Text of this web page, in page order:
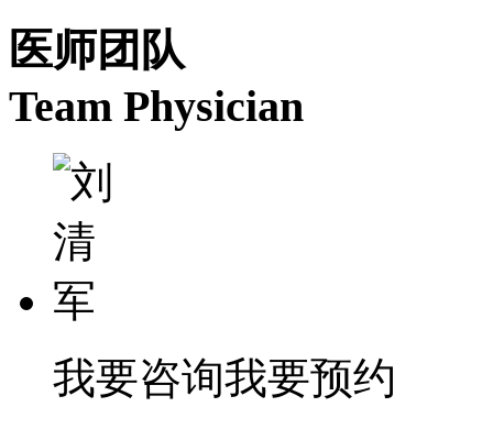
医师团队
Team Physician
我要咨询我要预约